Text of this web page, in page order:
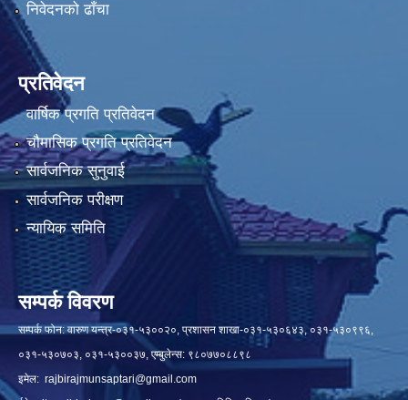
निवेदनको ढाँचा
प्रतिवेदन
वार्षिक प्रगति प्रतिवेदन
चौमासिक प्रगति प्रतिवेदन
सार्वजनिक सुनुवाई
सार्वजनिक परीक्षण
न्यायिक समिति
सम्पर्क विवरण
सम्पर्क फोन: वारुण यन्त्र-०३१-५३००२०, प्रशासन शाखा-०३१-५३०६४३, ०३१-५३०९९६,
०३१-५३०७०३, ०३१-५३००३७, एम्बुलेन्स: ९८०७७०८८९८
इमेल: rajbirajmunsaptari@gmail.com